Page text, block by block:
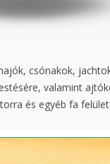
csónakok,
valamint
és egyéb fa